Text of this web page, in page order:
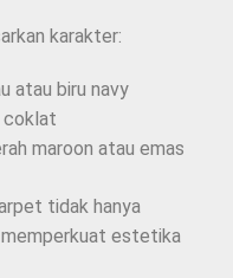
karakter:
atau biru navy
coklat
maroon atau emas
tidak hanya
estetika